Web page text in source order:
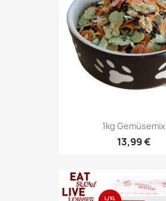
1kg Gemüsemix
13,99 €